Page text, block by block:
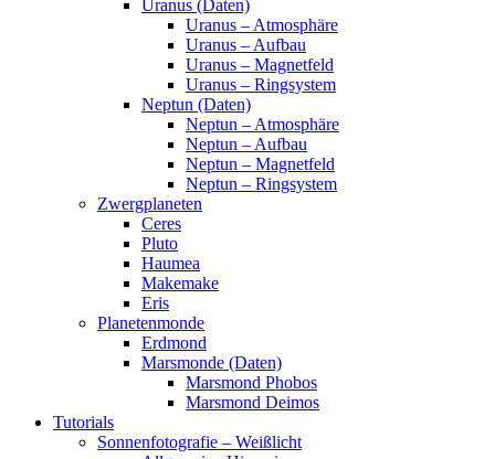
Uranus (Daten)
Uranus – Atmosphäre
Uranus – Aufbau
Uranus – Magnetfeld
Uranus – Ringsystem
Neptun (Daten)
Neptun – Atmosphäre
Neptun – Aufbau
Neptun – Magnetfeld
Neptun – Ringsystem
Zwergplaneten
Ceres
Pluto
Haumea
Makemake
Eris
Planetenmonde
Erdmond
Marsmonde (Daten)
Marsmond Phobos
Marsmond Deimos
Tutorials
Sonnenfotografie – Weißlicht